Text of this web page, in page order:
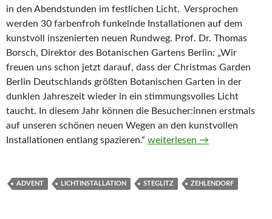
in den Abendstunden im festlichen Licht. Versprochen
werden 30 farbenfroh funkelnde Installationen auf dem
kunstvoll inszenierten neuen Rundweg. Prof. Dr. Thomas
Borsch, Direktor des Botanischen Gartens Berlin: „Wir
freuen uns schon jetzt darauf, dass der Christmas Garden
Berlin Deutschlands größten Botanischen Garten in der
dunklen Jahreszeit wieder in ein stimmungsvolles Licht
taucht. In diesem Jahr können die Besucher:innen erstmals
auf unseren schönen neuen Wegen an den kunstvollen
Installationen entlang spazieren.“ Botanische Winterabende
weiterlesen →
ADVENT LICHTINSTALLATION STEGLITZ ZEHLENDORF